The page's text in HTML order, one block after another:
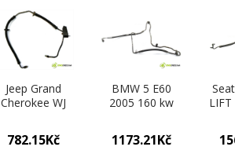
Jeep Grand
Cherokee WJ
4.7B V8 223KM
98-04 4700
782.15Kč
BMW 5 E60
2005 160 kw
218KM 02-10
3000 hadice
1173.21Kč